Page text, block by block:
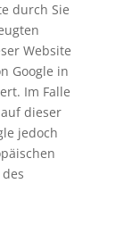
durch Sie
Website
Google in
Im Falle
dieser
jedoch